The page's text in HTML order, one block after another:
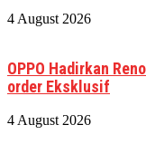
4 August 2026
OPPO Hadirkan
order Eksklusif
4 August 2026